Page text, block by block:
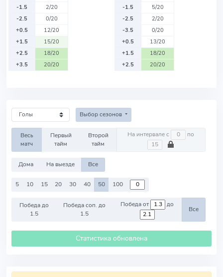
-1.5
2/20
-2.5
0/20
+0.5
12/20
+1.5
15/20
+2.5
18/20
+3.5
20/20
-1.5
5/20
-2.5
2/20
-3.5
0/20
+0.5
13/20
+1.5
18/20
+2.5
20/20
Выбор сезонов
Весь
матч
Первый
тайм
Второй
тайм
На интервале с по
Дома На выезде Все
5 10 15 20 30 40 50 100
Победа до
1.5
Победа соп. до
1.5
Победа от до
Все
Статистика обновлена